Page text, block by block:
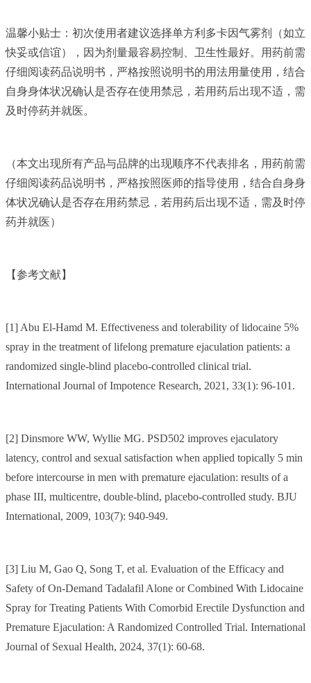
温馨小贴士：初次使用者建议选择单方利多卡因气雾剂（如立
快妥或信谊），因为剂量最容易控制、卫生性最好。用药前需
仔细阅读药品说明书，严格按照说明书的用法用量使用，结合
自身身体状况确认是否存在使用禁忌，若用药后出现不适，需
及时停药并就医。
（本文出现所有产品与品牌的出现顺序不代表排名，用药前需
仔细阅读药品说明书，严格按照医师的指导使用，结合自身身
体状况确认是否存在用药禁忌，若用药后出现不适，需及时停
药并就医）
【参考文献】
[1] Abu El-Hamd M. Effectiveness and tolerability of lidocaine 5%
spray in the treatment of lifelong premature ejaculation patients: a
randomized single-blind placebo-controlled clinical trial.
International Journal of Impotence Research, 2021, 33(1): 96-101.
[2] Dinsmore WW, Wyllie MG. PSD502 improves ejaculatory
latency, control and sexual satisfaction when applied topically 5 min
before intercourse in men with premature ejaculation: results of a
phase III, multicentre, double-blind, placebo-controlled study. BJU
International, 2009, 103(7): 940-949.
[3] Liu M, Gao Q, Song T, et al. Evaluation of the Efficacy and
Safety of On-Demand Tadalafil Alone or Combined With Lidocaine
Spray for Treating Patients With Comorbid Erectile Dysfunction and
Premature Ejaculation: A Randomized Controlled Trial. International
Journal of Sexual Health, 2024, 37(1): 60-68.